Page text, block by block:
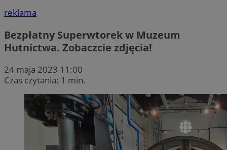
reklama
Bezpłatny Superwtorek w Muzeum
Hutnictwa. Zobaczcie zdjęcia!
24 maja 2023 11:00
Czas czytania: 1 min.